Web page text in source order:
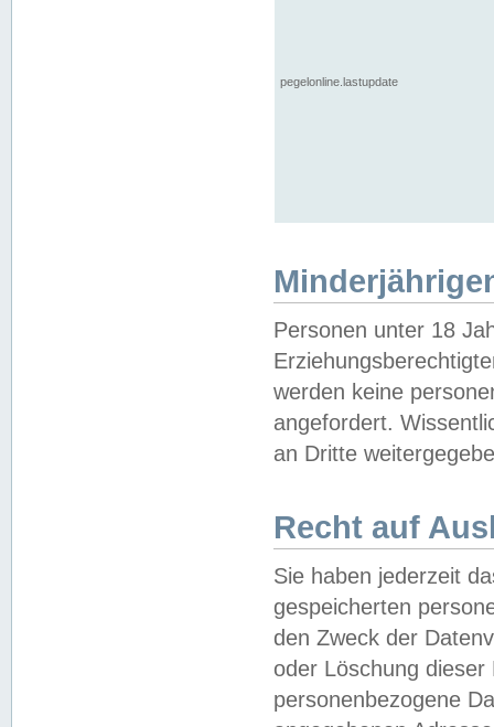
pegelonline.lastupdate
Personen unter 18
werden keine
angefordert.
an Dritte
Recht auf
Sie haben jederzeit
gespeicherten
den Zweck der
oder Löschung
personenbezogene